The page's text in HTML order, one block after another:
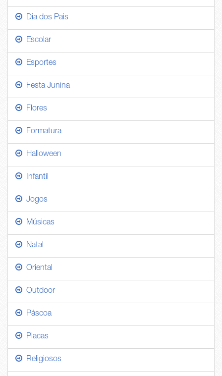
Dia dos Pais
Escolar
Esportes
Festa Junina
Flores
Formatura
Halloween
Infantil
Jogos
Músicas
Natal
Oriental
Outdoor
Páscoa
Placas
Religiosos